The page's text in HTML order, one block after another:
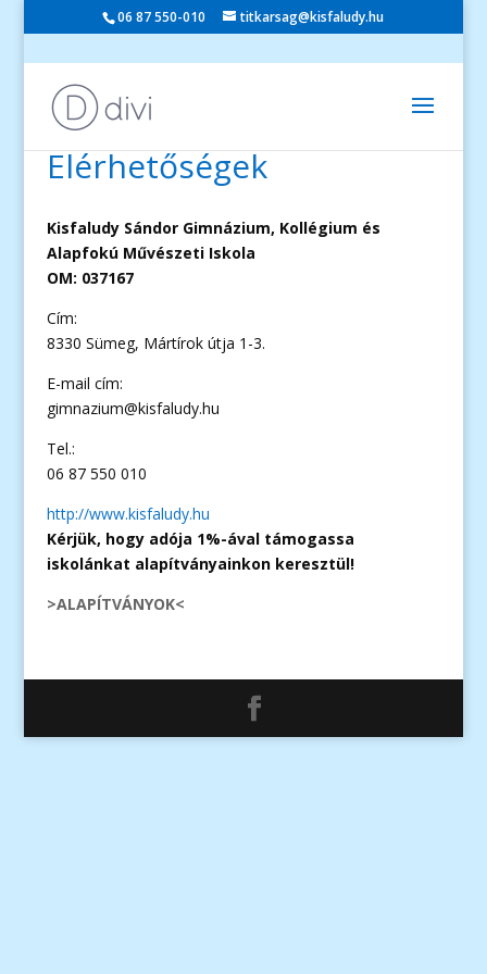
06 87 550-010 titkarsag@kisfaludy.hu
Elérhetőségek
Kisfaludy Sándor Gimnázium, Kollégium és
Alapfokú Művészeti Iskola
OM: 037167
Cím:
8330 Sümeg, Mártírok útja 1-3.
E-mail cím:
gimnazium@kisfaludy.hu
Tel.:
06 87 550 010
http://www.kisfaludy.hu
Kérjük, hogy adója 1%-ával támogassa
iskolánkat alapítványainkon keresztül!
>ALAPÍTVÁNYOK<